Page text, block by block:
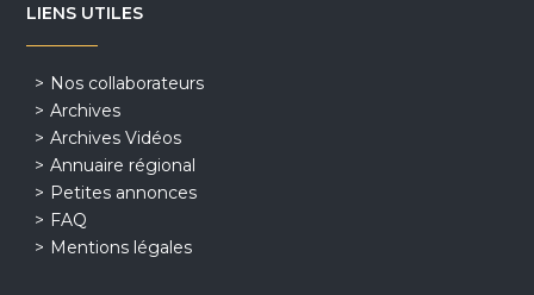
LIENS UTILES
Nos collaborateurs
Archives
Archives Vidéos
Annuaire régional
Petites annonces
FAQ
Mentions légales